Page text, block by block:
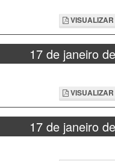
VISUALIZAR
17 de janeiro
VISUALIZAR
17 de janeiro